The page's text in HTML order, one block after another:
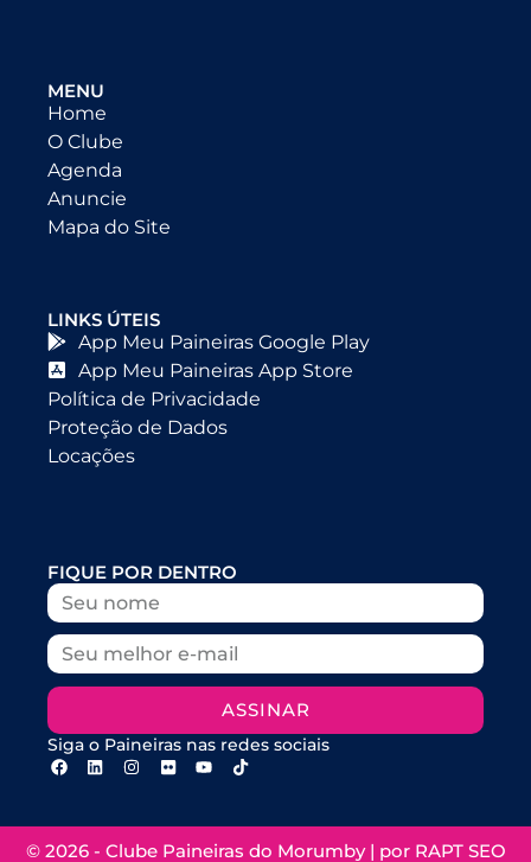
MENU
Home
O Clube
Agenda
Anuncie
Mapa do Site
LINKS ÚTEIS
App Meu Paineiras Google Play
App Meu Paineiras App Store
Política de Privacidade
Proteção de Dados
Locações
FIQUE POR DENTRO
ASSINAR
Siga o Paineiras nas redes sociais
© 2026 - Clube Paineiras do Morumby | por RAPT SEO